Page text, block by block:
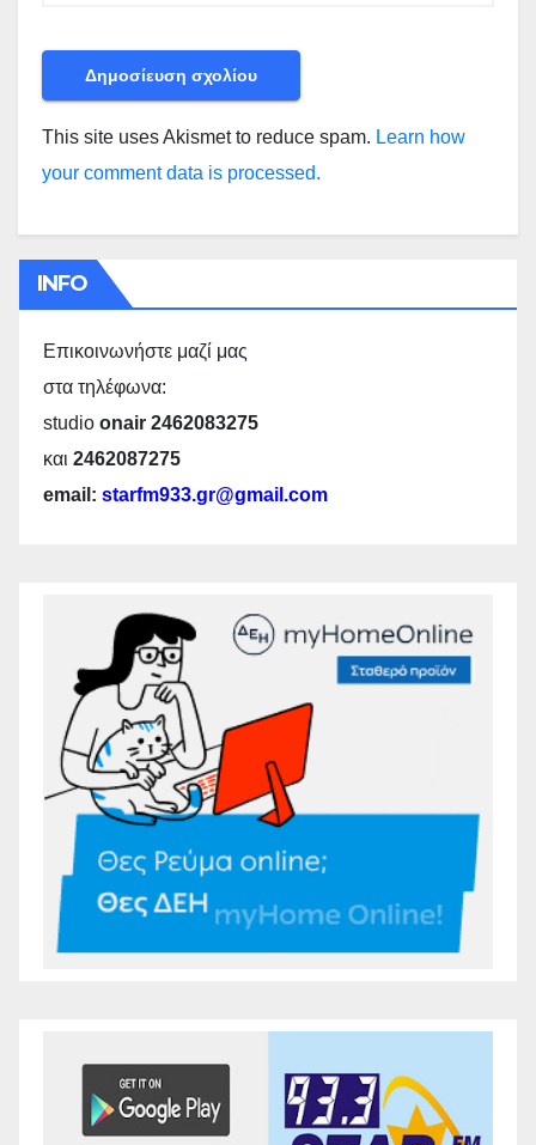
This site uses Akismet to reduce spam. Learn how
your comment data is processed.
INFO
Επικοινωνήστε μαζί μας
στα τηλέφωνα:
studio onair 2462083275
και 2462087275
email: starfm933.gr@gmail.com